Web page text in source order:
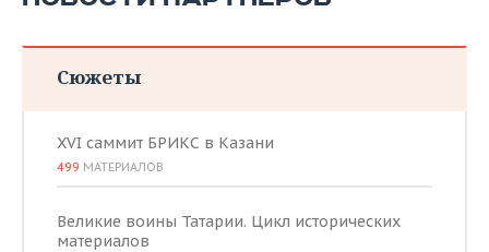
Сюжеты
XVI саммит БРИКС в Казани
499 МАТЕРИАЛОВ
Великие воины Татарии. Цикл исторических
материалов